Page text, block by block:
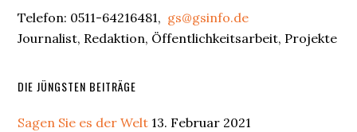
Telefon: 0511-64216481, gs@gsinfo.de
Journalist, Redaktion, Öffentlichkeitsarbeit, Projekte
DIE JÜNGSTEN BEITRÄGE
Sagen Sie es der Welt 13. Februar 2021